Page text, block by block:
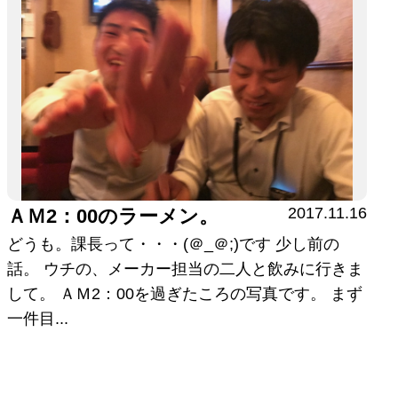
ＡＭ2：00のラーメン。
2017.11.16
どうも。課長って・・・(＠_＠;)です 少し前の
話。 ウチの、メーカー担当の二人と飲みに行きま
して。 ＡＭ2：00を過ぎたころの写真です。 まず
一件目...